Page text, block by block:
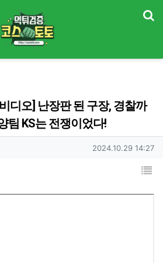
디오] 난장판 된 구장, 경찰까
팀 KS는 전쟁이었다!
작성일
2024.10.29 14:27
목